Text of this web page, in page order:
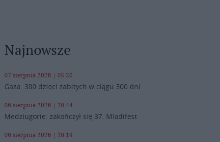
Najnowsze
07 sierpnia 2026 | 05:20
Gaza: 300 dzieci zabitych w ciągu 300 dni
06 sierpnia 2026 | 20:44
Medziugorie: zakończył się 37. Mladifest
06 sierpnia 2026 | 20:19